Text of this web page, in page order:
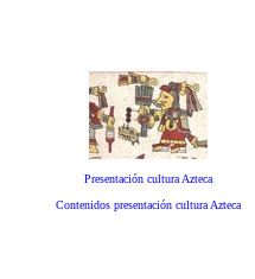
Presentación cultura Azteca
Contenidos presentación cultura Azteca